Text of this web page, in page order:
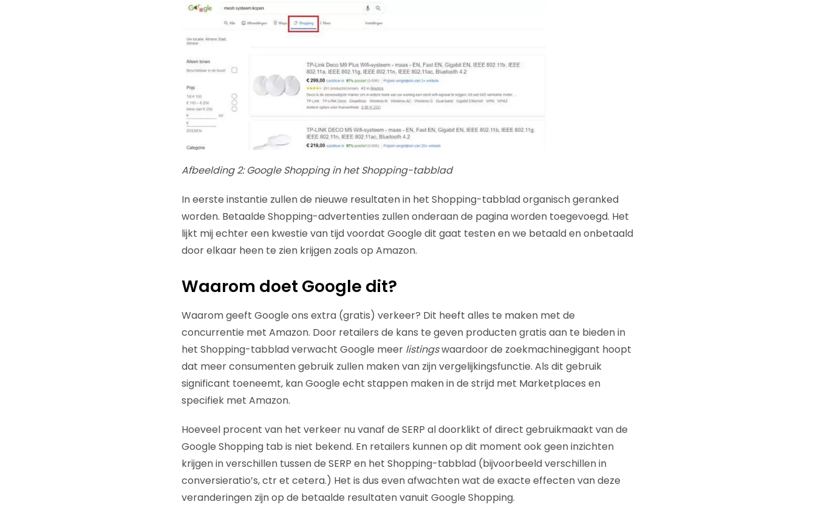
Afbeelding 2: Google Shopping in het Shopping-tabblad
In eerste instantie zullen de nieuwe resultaten in het Shopping-tabblad organisch geranked
worden. Betaalde Shopping-advertenties zullen onderaan de pagina worden toegevoegd. Het
lijkt mij echter een kwestie van tijd voordat Google dit gaat testen en we betaald en onbetaald
door elkaar heen te zien krijgen zoals op Amazon.
Waarom doet Google dit?
Waarom geeft Google ons extra (gratis) verkeer? Dit heeft alles te maken met de
concurrentie met Amazon. Door retailers de kans te geven producten gratis aan te bieden in
het Shopping-tabblad verwacht Google meer listingswaardoor de zoekmachinegigant hoopt
dat meer consumenten gebruik zullen maken van zijn vergelijkingsfunctie. Als dit gebruik
significant toeneemt, kan Google echt stappen maken in de strijd met Marketplaces en
specifiek met Amazon.
Hoeveel procent van het verkeer nu vanaf de SERP al doorklikt of direct gebruikmaakt van de
Google Shopping tab is niet bekend. En retailers kunnen op dit moment ook geen inzichten
krijgen in verschillen tussen de SERP en het Shopping-tabblad (bijvoorbeeld verschillen in
conversieratio’s, ctr et cetera.) Het is dus even afwachten wat de exacte effecten van deze
veranderingen zijn op de betaalde resultaten vanuit Google Shopping.